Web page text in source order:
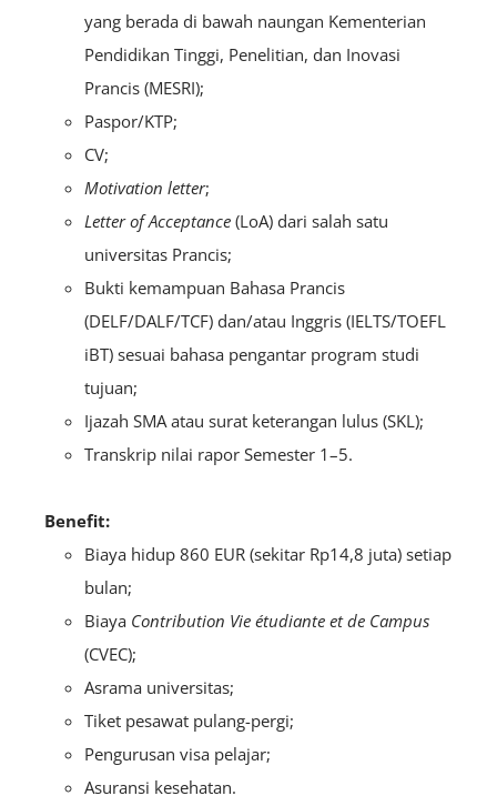
yang berada di bawah naungan Kementerian
Pendidikan Tinggi, Penelitian, dan Inovasi
Prancis (MESRI);
Paspor/KTP;
CV;
Motivation letter;
Letter of Acceptance (LoA) dari salah satu
universitas Prancis;
Bukti kemampuan Bahasa Prancis
(DELF/DALF/TCF) dan/atau Inggris (IELTS/TOEFL
iBT) sesuai bahasa pengantar program studi
tujuan;
Ijazah SMA atau surat keterangan lulus (SKL);
Transkrip nilai rapor Semester 1–5.
Benefit:
Biaya hidup 860 EUR (sekitar Rp14,8 juta) setiap
bulan;
Biaya Contribution Vie étudiante et de Campus
(CVEC);
Asrama universitas;
Tiket pesawat pulang-pergi;
Pengurusan visa pelajar;
Asuransi kesehatan.